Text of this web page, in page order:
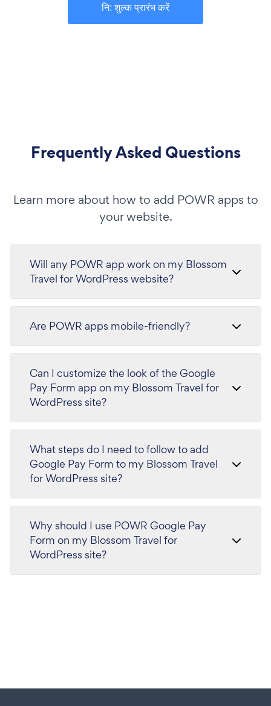
नि: शुल्क प्रारंभ करें
Frequently Asked Questions
Learn more about how to add POWR apps to
your website.
Will any POWR app work on my Blossom
Travel for WordPress website?
Are POWR apps mobile-friendly?
Can I customize the look of the Google
Pay Form app on my Blossom Travel for
WordPress site?
What steps do I need to follow to add
Google Pay Form to my Blossom Travel
for WordPress site?
Why should I use POWR Google Pay
Form on my Blossom Travel for
WordPress site?